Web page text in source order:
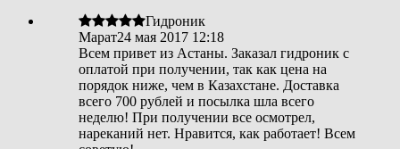
Гидроник
Марат24 мая 2017 12:18
Всем привет из Астаны. Заказал гидроник с
оплатой при получении, так как цена на
порядок ниже, чем в Казахстане. Доставка
всего 700 рублей и посылка шла всего
неделю! При получении все осмотрел,
нареканий нет. Нравится, как работает! Всем